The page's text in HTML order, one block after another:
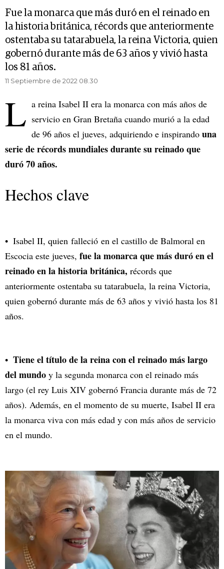
Fue la monarca que más duró en el reinado en
la historia británica, récords que anteriormente
ostentaba su tatarabuela, la reina Victoria, quien
gobernó durante más de 63 años y vivió hasta
los 81 años.
11 Septiembre de 2022 08.30
L a reina Isabel II era la monarca con más años de
servicio en Gran Bretaña cuando murió a la edad
de 96 años el jueves, adquiriendo e inspirando una
serie de récords mundiales durante su reinado que
duró 70 años.
Hechos clave
Isabel II, quien falleció en el castillo de Balmoral en
Escocia este jueves, fue la monarca que más duró en el
reinado en la historia británica, récords que
anteriormente ostentaba su tatarabuela, la reina Victoria,
quien gobernó durante más de 63 años y vivió hasta los 81
años.
Tiene el título de la reina con el reinado más largo
del mundo y la segunda monarca con el reinado más
largo (el rey Luis XIV gobernó Francia durante más de 72
años). Además, en el momento de su muerte, Isabel II era
la monarca viva con más edad y con más años de servicio
en el mundo.